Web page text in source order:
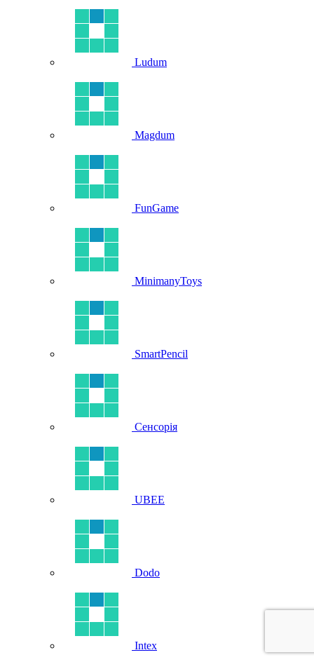
Ludum
Magdum
FunGame
MinimanyToys
SmartPencil
Сенсорія
UBEE
Dodo
Intex